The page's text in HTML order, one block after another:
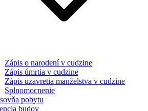
Zápis o narodení v cudzine
Zápis úmrtia v cudzine
Zápis uzavretia manželstva v cudzine
Splnomocnenie
pobytu
budov